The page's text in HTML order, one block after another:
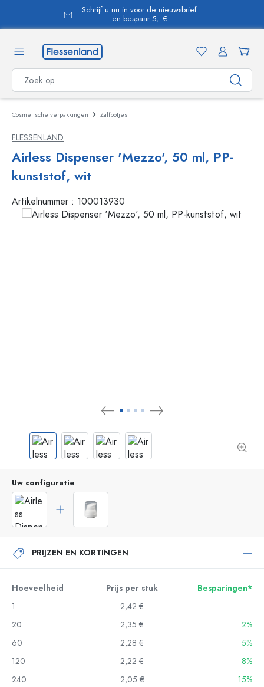
Schrijf u nu in voor de nieuwsbrief
en bespaar 5,- €
Cosmetische verpakkingen Zalfpotjes
FLESSENLAND
Airless Dispenser 'Mezzo', 50 ml, PP-
kunststof, wit
Artikelnummer : 100013930
Uw configuratie
PRIJZEN EN KORTINGEN
Hoeveelheid Prijs per stuk
Besparingen*
1
2,42 €
20
2,35 €
2%
60
2,28 €
5%
120
2,22 €
8%
240
2,05 €
15%